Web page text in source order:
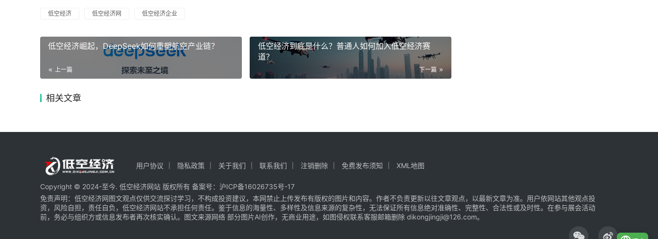
低空经济 低空经济网 低空经济企业
低空经济崛起，DeepSeek如何重塑航空产业链？
上一篇
低空经济到底是什么？普通人如何加入低空经济赛
道？
下一篇
相关文章
用户协议 隐私政策 关于我们 联系我们 注销删除 免费发布须知 XML地图
Copyright © 2024-至今. 低空经济网站 版权所有 备案号： 沪ICP备16026735号-17
免责声明：低空经济网图文观点仅供交流探讨学习，不构成投资建议，本网禁止上传发布有版权的图片和内容。作者不负责更新以往文章观点，以最新文章为准。用户依网站其他观点投
资，风险自担，责任自负，低空经济网站不承担任何责任。鉴于信息的海量性、多样性及信息来源的复杂性，无法保证所有信息绝对准确性、完整性、合法性或及时性。在参与展会活动
前，务必与组织方或信息发布者再次核实确认。图文来源网络 部分图片AI创作，无商业用途，如图侵权联系客服邮箱删除 dikongjingji@126.com。